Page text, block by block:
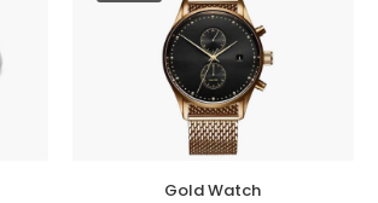
Gold Watch